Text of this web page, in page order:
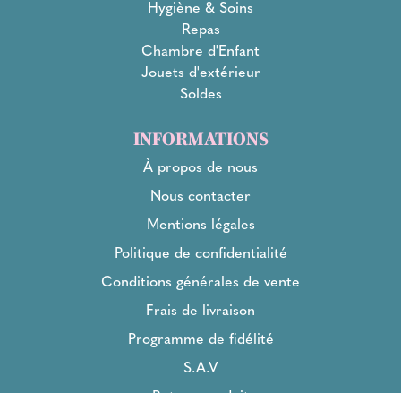
Hygiène & Soins
Repas
Chambre d'Enfant
Jouets d'extérieur
Soldes
INFORMATIONS
À propos de nous
Nous contacter
Mentions légales
Politique de confidentialité
Conditions générales de vente
Frais de livraison
Programme de fidélité
S.A.V